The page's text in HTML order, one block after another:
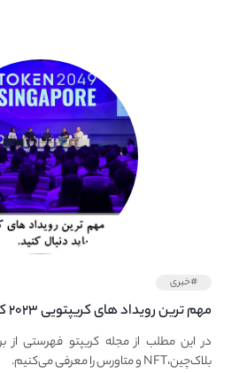
#خبری
معرفی بهترین رویداد های جهانی
در این مطلب از مجله کریپتو فهرستی از
بلاک‌چین،NFT و متاورس را معرفی می‌کنیم.